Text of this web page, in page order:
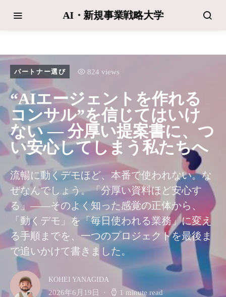
AI・新規事業戦略大学
パートナー選び 824 views
“AIエージェントを作れる
コンサル”を信じてはいけ
ない ― 分厚い提案書に、つ
い安心してしまう私たちへ
流暢に動くデモほど、本番で使われない。な
ぜなんでしょう。「分厚い資料ほど安心す
る」――そのよく知った感覚の正体から、
「動くデモ」を「毎日使われる業務」に変え
る手順までを、一つのプロジェクトを最後ま
で追いかけて書きました。
KOHEI YANAGIDA
2026年6月19日 1 minute read